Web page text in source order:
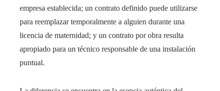
empresa establecida; un contrato definido puede utilizarse
para reemplazar temporalmente a alguien durante una
licencia de maternidad; y un contrato por obra resulta
apropiado para un técnico responsable de una instalación
puntual.